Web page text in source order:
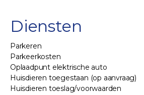
Diensten
Parkeren
Parkeerkosten
Oplaadpunt elektrische auto
Huisdieren toegestaan (op aanvraag)
Huisdieren toeslag/voorwaarden